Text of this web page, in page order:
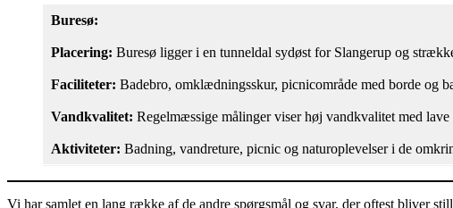
Buresø:
Placering: Buresø ligger i en tunneldal sydøst for Slangerup og
Faciliteter: Badebro, omklædningsskur, picnicområde med borde og
Vandkvalitet: Regelmæssige målinger viser høj vandkvalitet med lave
Aktiviteter: Badning, vandreture, picnic og naturoplevelser i de
Vi har samlet en lang række af de andre spørgsmål og svar, der oftest bliver